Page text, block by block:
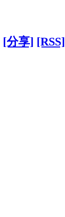
[分享] [RSS]